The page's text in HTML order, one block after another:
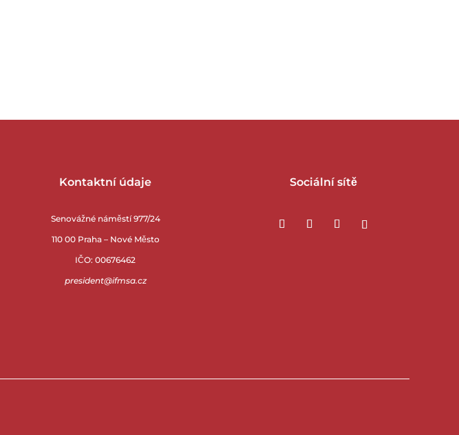
Kontaktní údaje
Senovážné náměstí 977/24
110 00 Praha – Nové Město
IČO: 00676462
president@ifmsa.cz
Sociální sítě